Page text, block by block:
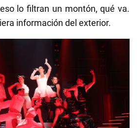
lo filtran un montón, qué va.
información del exterior.